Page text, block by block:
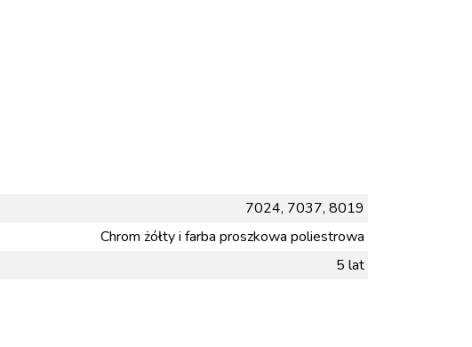
7024, 7037, 8019
Chrom żółty i farba proszkowa poliestrowa
5 lat